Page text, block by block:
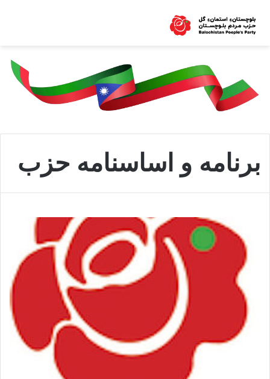
برنامه و اساسنامه حزب